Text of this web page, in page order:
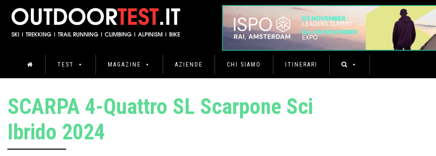
TEST MAGAZINE AZIENDE CHI SIAMO ITINERARI
SCARPA 4-Quattro SL Scarpone Sci
Ibrido 2024